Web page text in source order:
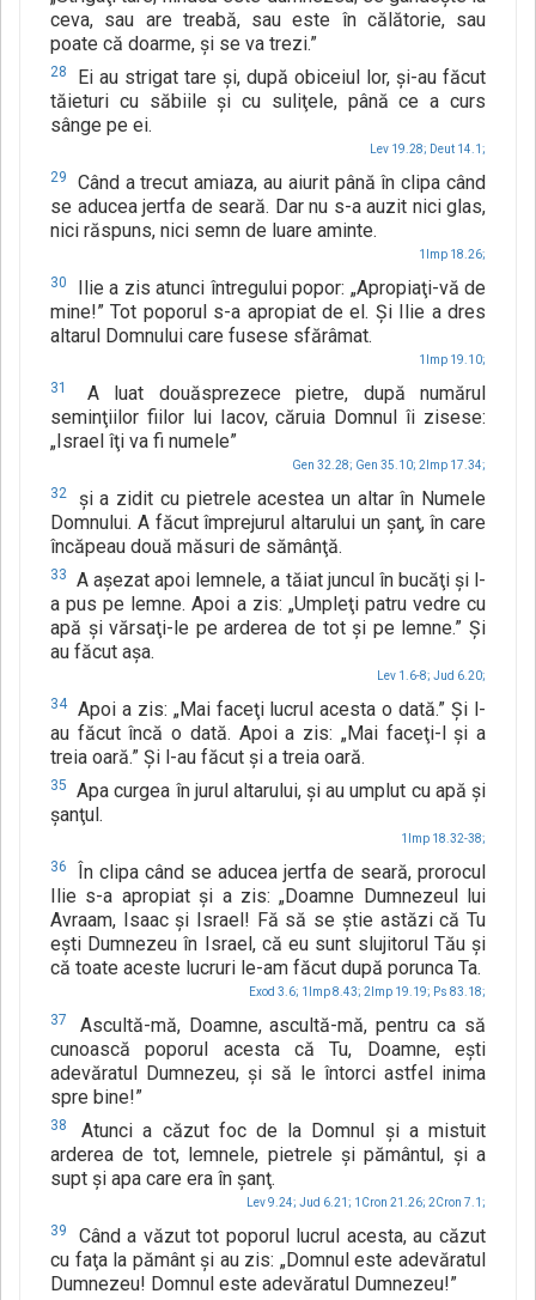
ceva, sau are treabă, sau este în călătorie, sau
poate că doarme, şi se va trezi.”
28
Ei au strigat tare şi, după obiceiul lor, şi-au făcut
tăieturi cu săbiile şi cu suliţele, până ce a curs
sânge pe ei.
Lev 19.28; Deut 14.1;
29
Când a trecut amiaza, au aiurit până în clipa când
se aducea jertfa de seară. Dar nu s-a auzit nici glas,
nici răspuns, nici semn de luare aminte.
1Imp 18.26;
30
Ilie a zis atunci întregului popor: „Apropiaţi-vă de
mine!” Tot poporul s-a apropiat de el. Şi Ilie a dres
altarul Domnului care fusese sfărâmat.
1Imp 19.10;
31
A luat douăsprezece pietre, după numărul
seminţiilor fiilor lui Iacov, căruia Domnul îi zisese:
„Israel îţi va fi numele”
Gen 32.28; Gen 35.10; 2Imp 17.34;
32
şi a zidit cu pietrele acestea un altar în Numele
Domnului. A făcut împrejurul altarului un şanţ, în care
încăpeau două măsuri de sămânţă.
33
A aşezat apoi lemnele, a tăiat juncul în bucăţi şi l-
a pus pe lemne. Apoi a zis: „Umpleţi patru vedre cu
apă şi vărsaţi-le pe arderea de tot şi pe lemne.” Şi
au făcut aşa.
Lev 1.6-8; Jud 6.20;
34
Apoi a zis: „Mai faceţi lucrul acesta o dată.” Şi l-
au făcut încă o dată. Apoi a zis: „Mai faceţi-l şi a
treia oară.” Şi l-au făcut şi a treia oară.
35
Apa curgea în jurul altarului, şi au umplut cu apă şi
şanţul.
1Imp 18.32-38;
36
În clipa când se aducea jertfa de seară, prorocul
Ilie s-a apropiat şi a zis: „Doamne Dumnezeul lui
Avraam, Isaac şi Israel! Fă să se ştie astăzi că Tu
eşti Dumnezeu în Israel, că eu sunt slujitorul Tău şi
că toate aceste lucruri le-am făcut după porunca Ta.
Exod 3.6; 1Imp 8.43; 2Imp 19.19; Ps 83.18;
37
Ascultă-mă, Doamne, ascultă-mă, pentru ca să
cunoască poporul acesta că Tu, Doamne, eşti
adevăratul Dumnezeu, şi să le întorci astfel inima
spre bine!”
38
Atunci a căzut foc de la Domnul şi a mistuit
arderea de tot, lemnele, pietrele şi pământul, şi a
supt şi apa care era în şanţ.
Lev 9.24; Jud 6.21; 1Cron 21.26; 2Cron 7.1;
39
Când a văzut tot poporul lucrul acesta, au căzut
cu faţa la pământ şi au zis: „Domnul este adevăratul
Dumnezeu! Domnul este adevăratul Dumnezeu!”